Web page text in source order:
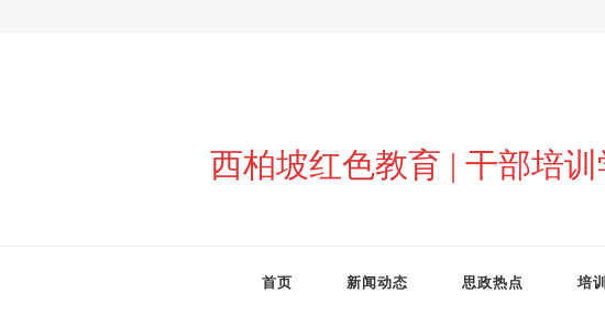
西柏坡红色教育 | 干部培
首页 新闻动态 思政热点 培